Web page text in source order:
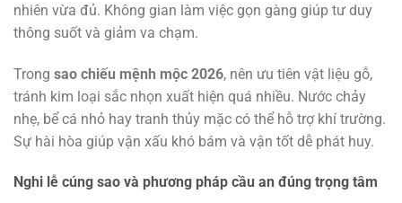
nhiên vừa đủ. Không gian làm việc gọn gàng giúp tư duy
thông suốt và giảm va chạm.
Trong sao chiếu mệnh mộc 2026, nên ưu tiên vật liệu gỗ,
tránh kim loại sắc nhọn xuất hiện quá nhiều. Nước chảy
nhẹ, bể cá nhỏ hay tranh thủy mặc có thể hỗ trợ khí trường.
Sự hài hòa giúp vận xấu khó bám và vận tốt dễ phát huy.
Nghi lễ cúng sao và phương pháp cầu an đúng trọng tâm